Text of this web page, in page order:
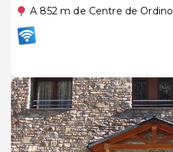
A 852 m de Centre de Ordino